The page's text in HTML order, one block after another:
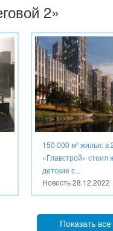
2»
150 000 м² жилья: в
«Главстрой»
детские с...
Новость28.12.2022
Показать